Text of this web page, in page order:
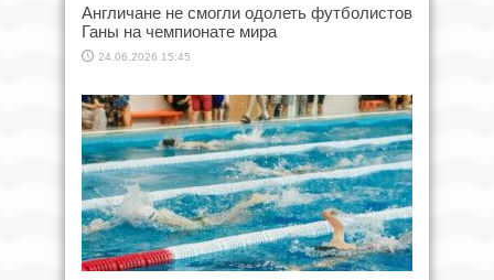
Англичане не смогли одолеть футболистов
Ганы на чемпионате мира
24.06.2026 15:45